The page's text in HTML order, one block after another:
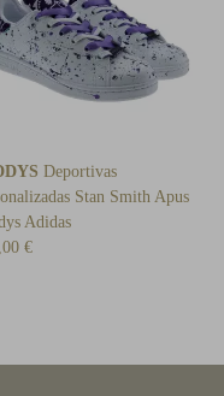
Deportivas
Stan Smith Apus
Adidas
€